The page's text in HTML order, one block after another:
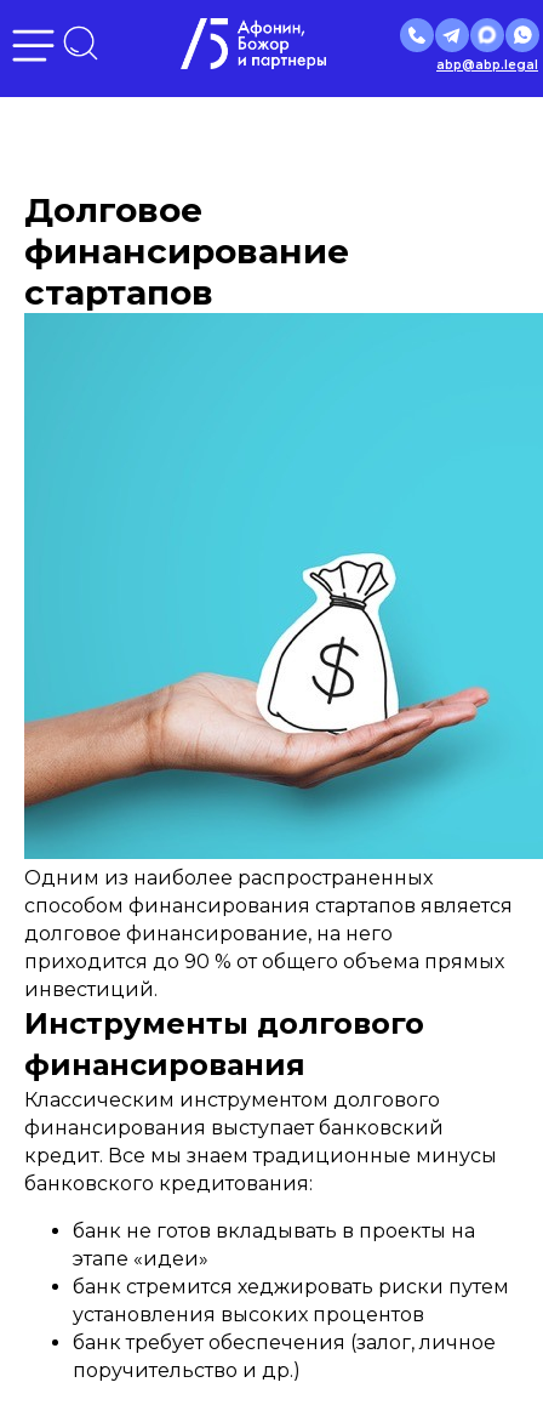
abp@abp.legal
Долговое
финансирование
стартапов
Одним из наиболее распространенных
способом финансирования стартапов является
долговое финансирование, на него
приходится до 90 % от общего объема прямых
инвестиций.
Инструменты долгового
финансирования
Классическим инструментом долгового
финансирования выступает банковский
кредит. Все мы знаем традиционные минусы
банковского кредитования:
банк не готов вкладывать в проекты на
этапе «идеи»
банк стремится хеджировать риски путем
установления высоких процентов
банк требует обеспечения (залог, личное
поручительство и др.)